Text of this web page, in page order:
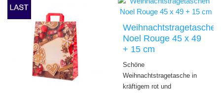
Weihnachtstragetaschen
Noel Rouge 45 x 49
+ 15 cm
Schöne
Weihnachtstragetasche in
kräftigem rot und